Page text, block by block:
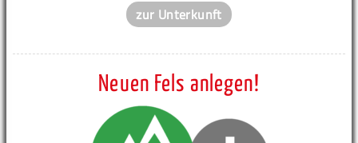
zur Unterkunft
Neuen Fels anlegen!